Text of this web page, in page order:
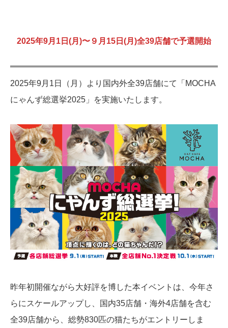
2025年9月1日(月)〜９月15日(月)全39店舗で予選開始
2025年9月1日（月）より国内外全39店舗にて「MOCHA
にゃんず総選挙2025」を実施いたします。
昨年初開催ながら大好評を博した本イベントは、今年さ
らにスケールアップし、国内35店舗・海外4店舗を含む
全39店舗から、総勢830匹の猫たちがエントリーしま